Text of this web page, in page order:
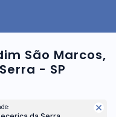
São Marcos,
- SP